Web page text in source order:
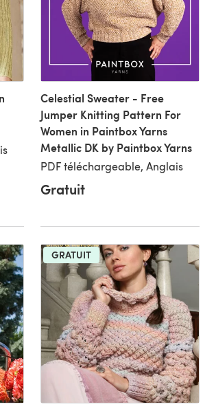
Celestial Sweater - Free
Jumper Knitting Pattern For
Women in Paintbox Yarns
Metallic DK by Paintbox Yarns
PDF téléchargeable, Anglais
Gratuit
GRATUIT